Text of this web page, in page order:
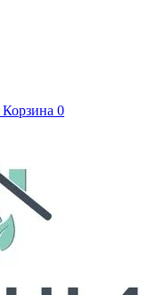
Корзина 0